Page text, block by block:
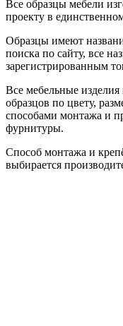
Все образцы мебели
проекту в
Образцы имеют
поиска по сайту, все
зарегистрированным
Все мебельные изделия
образцов по цвету,
способами монтажа и
фурнитуры.
Способ монтажа и
выбирается